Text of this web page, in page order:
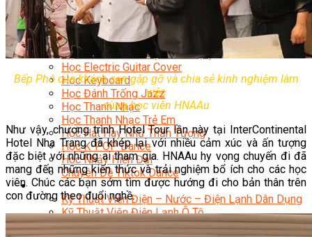
Học Piano Trẻ Em
Học Đàn Guitar
Học Guitar Đệm Hát
Học Electric Guitar (Guitar Điện)
Học Electric Guitar Cover
Học Keyboard
Học Đánh Trống Jazz
Học Thanh Nhạc
Học Thanh Nhạc Trẻ Em
Học Hát Hay Như Thần Tượng
Học K-POP Dance
Học Nhảy Hiện Đại
Chuyên Đề Tiktok Dance
Kỹ Thuật – Công Nghệ
Kỹ Thuật Viên Điện – Nước – Điện Lạnh Dân Dụng
Kỹ Thuật Viên Điện Lạnh Ô Tô
Kỹ Thuật Viên Điện – Điện Tử Ô Tô Cơ Bản
Bếp Phó của khách sạn gặp gỡ và chia sẻ kinh nghiệm làm
việc
cùng học viên HNAAu
Như vậy, chương trình Hotel Tour lần này tại InterContinental
Hotel Nha Trang đã khép lại với nhiều cảm xúc và ấn tượng
đặc biệt với những ai tham gia. HNAAu hy vọng chuyến đi đã
mang đến những kiến thức và trải nghiệm bổ ích cho các học
viên. Chúc các bạn sớm tìm được hướng đi cho bản thân trên
con đường theo đuổi nghề.